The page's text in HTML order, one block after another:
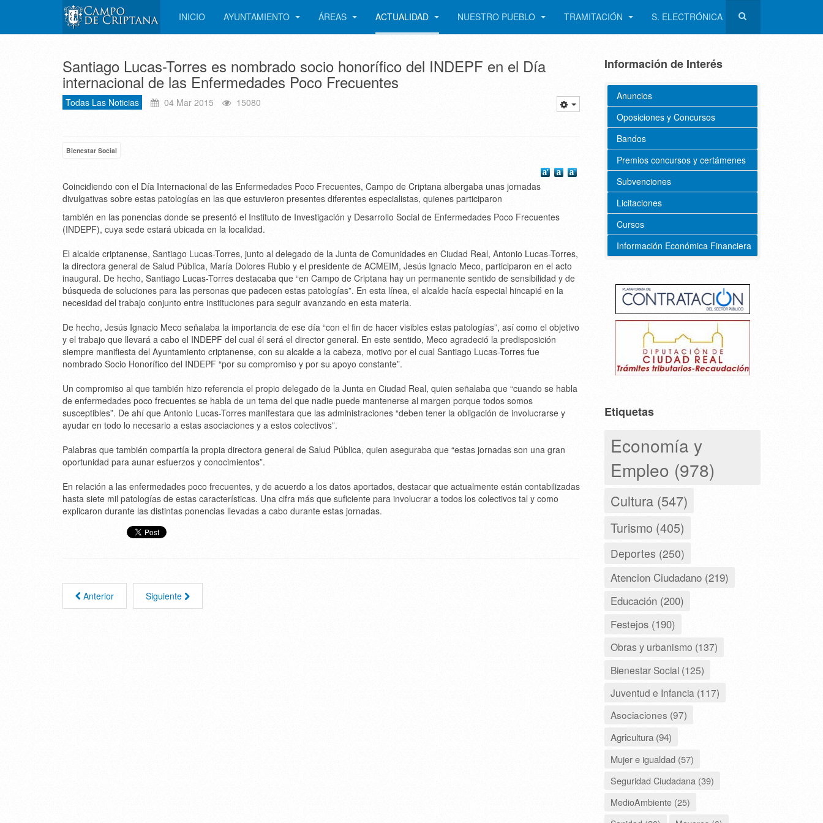
INICIO AYUNTAMIENTO ÁREAS ACTUALIDAD NUESTRO PUEBLO TRAMITACIÓN S. ELECTRÓNICA
Santiago Lucas-Torres es nombrado socio honorífico del INDEPF en el Día
internacional de las Enfermedades Poco Frecuentes
Todas Las Noticias 04 Mar 2015 15080
Bienestar Social
Coincidiendo con el Día Internacional de las Enfermedades Poco Frecuentes, Campo de Criptana albergaba unas jornadas
divulgativas sobre estas patologías en las que estuvieron presentes diferentes especialistas, quienes participaron
también en las ponencias donde se presentó el Instituto de Investigación y Desarrollo Social de Enfermedades Poco Frecuentes
(INDEPF), cuya sede estará ubicada en la localidad.
El alcalde criptanense, Santiago Lucas-Torres, junto al delegado de la Junta de Comunidades en Ciudad Real, Antonio Lucas-Torres,
la directora general de Salud Pública, María Dolores Rubio y el presidente de ACMEIM, Jesús Ignacio Meco, participaron en el acto
inaugural. De hecho, Santiago Lucas-Torres destacaba que “en Campo de Criptana hay un permanente sentido de sensibilidad y de
búsqueda de soluciones para las personas que padecen estas patologías”. En esta línea, el alcalde hacía especial hincapié en la
necesidad del trabajo conjunto entre instituciones para seguir avanzando en esta materia.
De hecho, Jesús Ignacio Meco señalaba la importancia de ese día “con el fin de hacer visibles estas patologías”, así como el objetivo
y el trabajo que llevará a cabo el INDEPF del cual él será el director general. En este sentido, Meco agradeció la predisposición
siempre manifiesta del Ayuntamiento criptanense, con su alcalde a la cabeza, motivo por el cual Santiago Lucas-Torres fue
nombrado Socio Honorífico del INDEPF “por su compromiso y por su apoyo constante”.
Un compromiso al que también hizo referencia el propio delegado de la Junta en Ciudad Real, quien señalaba que “cuando se habla
de enfermedades poco frecuentes se habla de un tema del que nadie puede mantenerse al margen porque todos somos
susceptibles”. De ahí que Antonio Lucas-Torres manifestara que las administraciones “deben tener la obligación de involucrarse y
ayudar en todo lo necesario a estas asociaciones y a estos colectivos”.
Palabras que también compartía la propia directora general de Salud Pública, quien aseguraba que “estas jornadas son una gran
oportunidad para aunar esfuerzos y conocimientos”.
En relación a las enfermedades poco frecuentes, y de acuerdo a los datos aportados, destacar que actualmente están contabilizadas
hasta siete mil patologías de estas características. Una cifra más que suficiente para involucrar a todos los colectivos tal y como
explicaron durante las distintas ponencias llevadas a cabo durante estas jornadas.
Anterior Siguiente
Información de Interés
Anuncios
Oposiciones y Concursos
Bandos
Premios concursos y certámenes
Subvenciones
Licitaciones
Cursos
Información Económica Financiera
Etiquetas
Economía y
Empleo (978)
Cultura (547)
Turismo (405)
Deportes (250)
Atencion Ciudadano (219)
Educación (200)
Festejos (190)
Obras y urbanismo (137)
Bienestar Social (125)
Juventud e Infancia (117)
Asociaciones (97)
Agricultura (94)
Mujer e igualdad (57)
Seguridad Ciudadana (39)
MedioAmbiente (25)